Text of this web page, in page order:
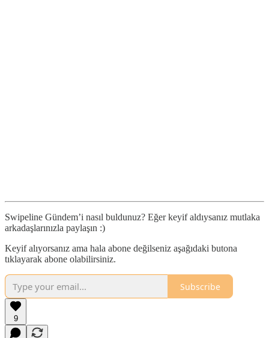
Swipeline Gündem’i nasıl buldunuz? Eğer keyif aldıysanız mutlaka
arkadaşlarınızla paylaşın :)
Keyif alıyorsanız ama hala abone değilseniz aşağıdaki butona
tıklayarak abone olabilirsiniz.
Subscribe
9